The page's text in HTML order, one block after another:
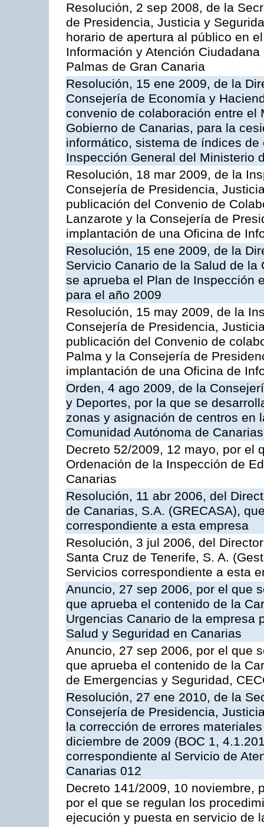
Resolución, 2 sep 2008, de la
de Presidencia, Justicia y
horario de apertura al público en
Información y Atención
Palmas de Gran Canaria
Resolución, 15 ene 2009, de la
Consejería de Economía y
convenio de colaboración entre
Gobierno de Canarias, para la
informático, sistema de índices
Inspección General del Ministerio
Resolución, 18 mar 2009, de la
Consejería de Presidencia,
publicación del Convenio de
Lanzarote y la Consejería de
implantación de una Oficina de
Resolución, 15 ene 2009, de la
Servicio Canario de la Salud de
se aprueba el Plan de Inspección
para el año 2009
Resolución, 15 may 2009, de la
Consejería de Presidencia,
publicación del Convenio de
Palma y la Consejería de
implantación de una Oficina de
Orden, 4 ago 2009, de la
y Deportes, por la que se
zonas y asignación de centros en
Comunidad Autónoma de Canarias
Decreto 52/2009, 12 mayo, por el
Ordenación de la Inspección de
Canarias
Resolución, 11 abr 2006, del
de Canarias, S.A. (GRECASA),
correspondiente a esta empresa
Resolución, 3 jul 2006, del
Santa Cruz de Tenerife, S. A.
Servicios correspondiente a esta
Anuncio, 27 sep 2006, por el que
que aprueba el contenido de la
Urgencias Canario de la empresa
Salud y Seguridad en Canarias
Anuncio, 27 sep 2006, por el que
que aprueba el contenido de la
de Emergencias y Seguridad,
Resolución, 27 ene 2010, de la
Consejería de Presidencia,
la corrección de errores
diciembre de 2009 (BOC 1,
correspondiente al Servicio de
Canarias 012
Decreto 141/2009, 10 noviembre,
por el que se regulan los
ejecución y puesta en servicio de